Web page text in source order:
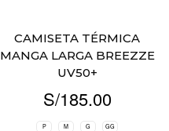
CAMISETA TÉRMICA
MANGA LARGA BREEZZE
UV50+
S/185.00
P M G GG